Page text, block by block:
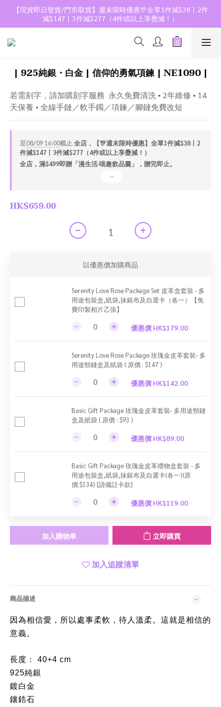
【現貨即日發貨/門市取貨】週末限時優惠🎊全單1件減$38丨2件
減$147丨3件減$277（4件或以上享疊減！）
| 925純銀・白金 | 信仰的勇氣項鍊 | NE1090 |
若需刻字，請加購刻字服務  永久免費清洗 • 2年維修 • 14
天保養 • 全線手鏈／軟手鐲／項鍊／腳鏈免費改短
至08/09 16:00截止 全店，【🎊週末限時優惠】全單1件減$38丨2
件減$147丨3件減$277（4件或以上享疊減！）
全店，滿$499即贈「漫生活·喵趣飲品羹」，贈完即止。
HK$659.00
以優惠價加購商品
Serenity Love Rose Package Set 皮革盒套裝 - 多
用途包裝盒,紙袋,抹銀布及自選卡（各一）【免
費印製相片乙張】
優惠價 HK$179.00
Serenity Love Rose Package 玫瑰金皮革套裝- 多
用途頸鏈盒及紙袋 ( 原價 : $147 )
優惠價 HK$142.00
Basic Gift Package 玫瑰金皮革套裝- 多用途頸鏈
盒及紙袋 ( 原價 : $93 )
優惠價 HK$89.00
Basic Gift Package 玫瑰金皮革禮物盒套裝 - 多
用途包裝盒,紙袋,抹銀布及自選卡(各一)(原
價:$134) [請備註卡款]
優惠價 HK$119.00
加入購物車 立即購買
加入追蹤清單
商品描述
因為相信愛，所以處事柔軟，待人溫柔。這就是相信的
意義。
長度： 40+4 cm
925純銀
鍍白金
鑲鋯石